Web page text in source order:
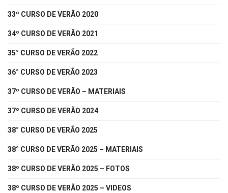
33º CURSO DE VERÃO 2020
34º CURSO DE VERÃO 2021
35° CURSO DE VERÃO 2022
36° CURSO DE VERÃO 2023
37º CURSO DE VERÃO – MATERIAIS
37º CURSO DE VERÃO 2024
38° CURSO DE VERÃO 2025
38° CURSO DE VERÃO 2025 – MATERIAIS
38º CURSO DE VERÃO 2025 – FOTOS
38º CURSO DE VERÃO 2025 – VIDEOS